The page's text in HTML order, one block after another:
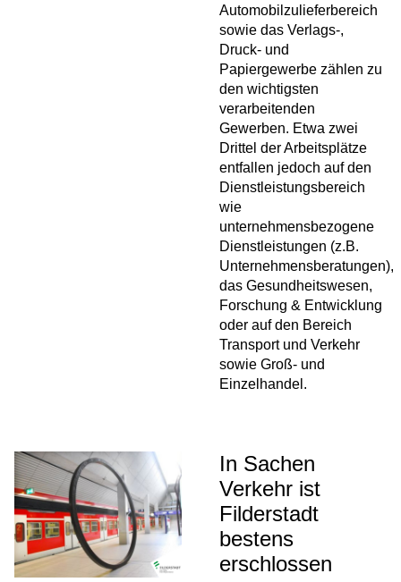
Automobilzulieferbereich
sowie das Verlags-,
Druck- und
Papiergewerbe zählen zu
den wichtigsten
verarbeitenden
Gewerben. Etwa zwei
Drittel der Arbeitsplätze
entfallen jedoch auf den
Dienstleistungsbereich
wie
unternehmensbezogene
Dienstleistungen (z.B.
Unternehmensberatungen),
das Gesundheitswesen,
Forschung & Entwicklung
oder auf den Bereich
Transport und Verkehr
sowie Groß- und
Einzelhandel.
In Sachen
Verkehr ist
Filderstadt
bestens
erschlossen